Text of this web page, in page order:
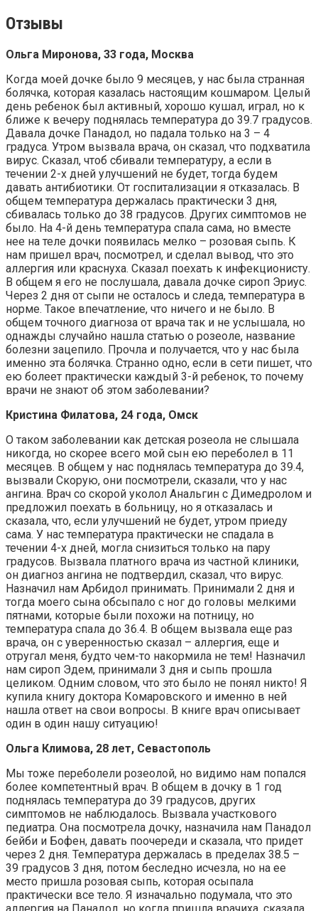
Отзывы
Ольга Миронова, 33 года, Москва
Когда моей дочке было 9 месяцев, у нас была странная
болячка, которая казалась настоящим кошмаром. Целый
день ребенок был активный, хорошо кушал, играл, но к
ближе к вечеру поднялась температура до 39.7 градусов.
Давала дочке Панадол, но падала только на 3 – 4
градуса. Утром вызвала врача, он сказал, что подхватила
вирус. Сказал, чтоб сбивали температуру, а если в
течении 2-х дней улучшений не будет, тогда будем
давать антибиотики. От госпитализации я отказалась. В
общем температура держалась практически 3 дня,
сбивалась только до 38 градусов. Других симптомов не
было. На 4-й день температура спала сама, но вместе
нее на теле дочки появилась мелко – розовая сыпь. К
нам пришел врач, посмотрел, и сделал вывод, что это
аллергия или краснуха. Сказал поехать к инфекционисту.
В общем я его не послушала, давала дочке сироп Эриус.
Через 2 дня от сыпи не осталось и следа, температура в
норме. Такое впечатление, что ничего и не было. В
общем точного диагноза от врача так и не услышала, но
однажды случайно нашла статью о розеоле, название
болезни зацепило. Прочла и получается, что у нас была
именно эта болячка. Странно одно, если в сети пишет, что
ею болеет практически каждый 3-й ребенок, то почему
врачи не знают об этом заболевании?
Кристина Филатова, 24 года, Омск
О таком заболевании как детская розеола не слышала
никогда, но скорее всего мой сын ею переболел в 11
месяцев. В общем у нас поднялась температура до 39.4,
вызвали Скорую, они посмотрели, сказали, что у нас
ангина. Врач со скорой уколол Анальгин с Димедролом и
предложил поехать в больницу, но я отказалась и
сказала, что, если улучшений не будет, утром приеду
сама. У нас температура практически не спадала в
течении 4-х дней, могла снизиться только на пару
градусов. Вызвала платного врача из частной клиники,
он диагноз ангина не подтвердил, сказал, что вирус.
Назначил нам Арбидол принимать. Принимали 2 дня и
тогда моего сына обсыпало с ног до головы мелкими
пятнами, которые были похожи на потницу, но
температура спала до 36.4. В общем вызвала еще раз
врача, он с уверенностью сказал – аллергия, еще и
отругал меня, будто чем-то накормила не тем! Назначил
нам сироп Эдем, принимали 3 дня и сыпь прошла
целиком. Одним словом, что это было не понял никто! Я
купила книгу доктора Комаровского и именно в ней
нашла ответ на свои вопросы. В книге врач описывает
один в один нашу ситуацию!
Ольга Климова, 28 лет, Севастополь
Мы тоже переболели розеолой, но видимо нам попался
более компетентный врач. В общем в дочку в 1 год
поднялась температура до 39 градусов, других
симптомов не наблюдалось. Вызвала участкового
педиатра. Она посмотрела дочку, назначила нам Панадол
бейби и Бофен, давать поочереди и сказала, что придет
через 2 дня. Температура держалась в пределах 38.5 –
39 градусов 3 дня, потом беследно исчезла, но на ее
место пришла розовая сыпь, которая осыпала
практически все тело. Я изначально подумала, что это
аллергия на Панадол, но когда пришла врачиха, сказала,